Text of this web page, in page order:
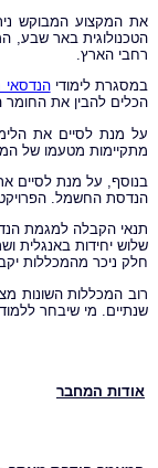
את המקצוע המבוקש
הטכנולוגית באר שבע,
רחבי הארץ.
במסגרת לימודי
הכלים להבין את
על מנת לסיים את
מתקיימות מטעמו של
בנוסף, על מנת לסיים
הנדסת החשמל.
תנאי הקבלה למגמת
חלק ניכר מהמכללות יקבלו
רוב המכללות השונות
שנתיים. מי שיבחר
אודות המחבר